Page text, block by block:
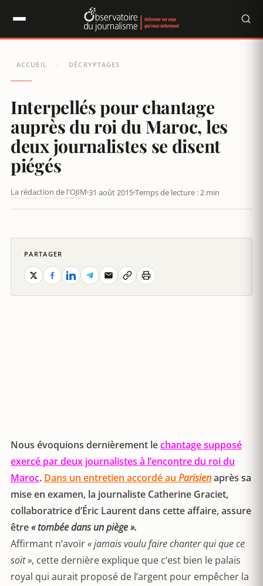
ACCUEIL / DÉCRYPTAGES
Interpellés pour chantage
auprès du roi du Maroc, les
deux journalistes se disent
piégés
La rédaction de l'OJIM 31 août 2015Temps de lecture : 2 min
Nous évoquions dernièrement lechantage supposé
exercé par deux journalistes à l’encontre du roi du
Maroc. Dans un entretien accordé au Parisienaprès sa
mise en examen, la journaliste Catherine Graciet,
collaboratrice d’Éric Laurent dans cette affaire, assure
être« tombée dans un piège ».
Affirmant n’avoir« jamais voulu faire chanter qui que ce
soit », cette dernière explique que c’est bien le palais
royal qui aurait proposé de l’argent pour empêcher la
PARTAGER
Panneau de gestion des cookies